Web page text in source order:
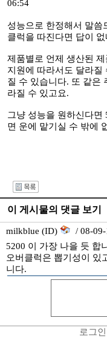
06:54
성능으로 한정해서 말씀
클럭을 따진다면 답이 없
제품별로 언제 생산된
지원에 따라서도 달라질
질 수 있습니다. 또 같은
라질 수 있고요.
그냥 성능을 원하신다면
면 운에 맡기실 수 밖에
이 게시물의 댓글 보기
milkblue (ID)
/ 08-
5200 이 가장 나을 듯 합
오버클럭은 뽑기성이 있
니다.
로그인